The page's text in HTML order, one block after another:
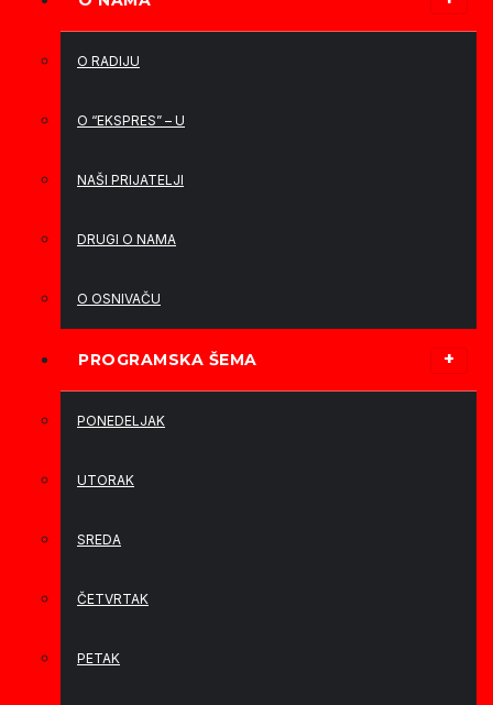
O RADIJU
O “EKSPRES” – U
NAŠI PRIJATELJI
DRUGI O NAMA
O OSNIVAČU
PROGRAMSKA ŠEMA
PONEDELJAK
UTORAK
SREDA
ČETVRTAK
PETAK